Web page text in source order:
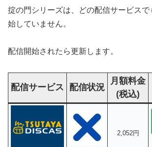
掟の門シリーズは、どの配信サービスで
始していません。
配信開始されたら更新します。
配信サービス 配信状況
月額料金
(税込)
2,052円